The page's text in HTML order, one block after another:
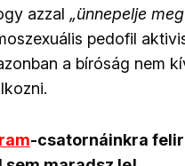
azzal „ünnepelje
pedofil
a bíróság nem
-csatornáinkra